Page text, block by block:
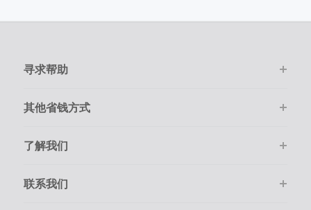
购物必须是通过在线一次性顺利完成。
100天内提交返利索赔，因为我们无法处理超过100天的交易。
寻求帮助
其他省钱方式
了解我们
联系我们